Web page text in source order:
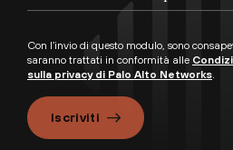
Con l’invio di questo modulo, sono
saranno trattati in conformità alle
sulla privacy di Palo Alto Networks
Iscriviti